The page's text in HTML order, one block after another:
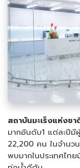
สถาบันมะเร็งแห่งชา
มากอันดับ1 แต่ละปีมี
22,200 คน ในจำนว
พบมากในประเทศไท